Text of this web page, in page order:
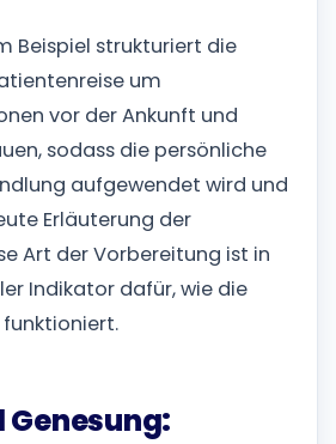
Beispiel strukturiert die
um
vor der Ankunft und
sodass die persönliche
aufgewendet wird und
Erläuterung der
Art der Vorbereitung ist in
Indikator dafür, wie die
Genesung: